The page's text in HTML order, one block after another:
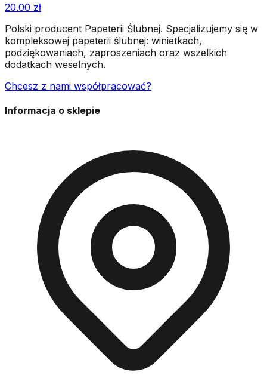
20.00 zł
Polski producent Papeterii Ślubnej. Specjalizujemy się w
kompleksowej papeterii ślubnej: winietkach,
podziękowaniach, zaproszeniach oraz wszelkich
dodatkach weselnych.
Chcesz z nami współpracować?
Informacja o sklepie